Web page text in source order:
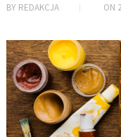
Uroda
Życie i styl
ARCHIWA
BY REDAKCJA ON
AKTUALNOŚCI, BIZNES